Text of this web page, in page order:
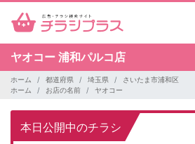
ヤオコー 浦和パルコ店
ホーム 都道府県 埼玉県
さいたま市浦和区
ホーム
お店の名前 ヤオコー
本日公開中のチラシ